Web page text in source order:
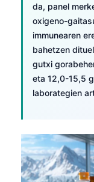
da, panel
oxigeno-
immunearen
bahetzen
gutxi
eta 12,0-15,5
laborategien